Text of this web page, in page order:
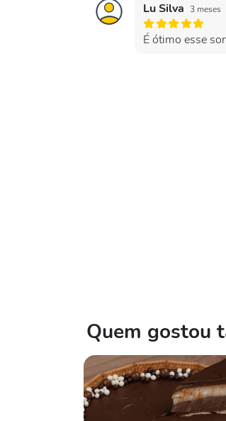
Lu Silva 3 meses
É ótimo esse
Quem gostou